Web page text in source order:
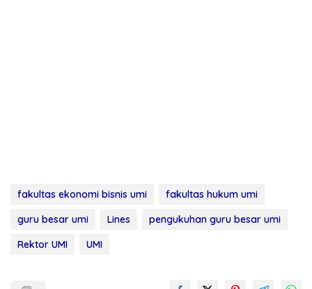
fakultas ekonomi bisnis umi
fakultas hukum umi
guru besar umi
Lines
pengukuhan guru besar umi
Rektor UMI
UMI